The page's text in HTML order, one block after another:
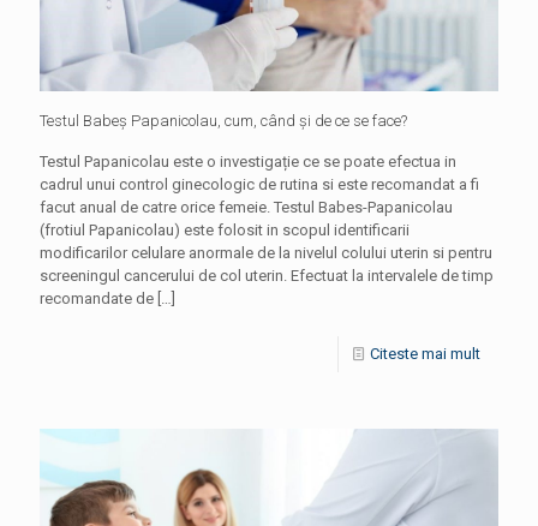
Testul Babeș Papanicolau, cum, când și de ce se face?
Testul Papanicolau este o investigație ce se poate efectua in
cadrul unui control ginecologic de rutina si este recomandat a fi
facut anual de catre orice femeie. Testul Babes-Papanicolau
(frotiul Papanicolau) este folosit in scopul identificarii
modificarilor celulare anormale de la nivelul colului uterin si pentru
screeningul cancerului de col uterin. Efectuat la intervalele de timp
recomandate de
Citeste mai mult